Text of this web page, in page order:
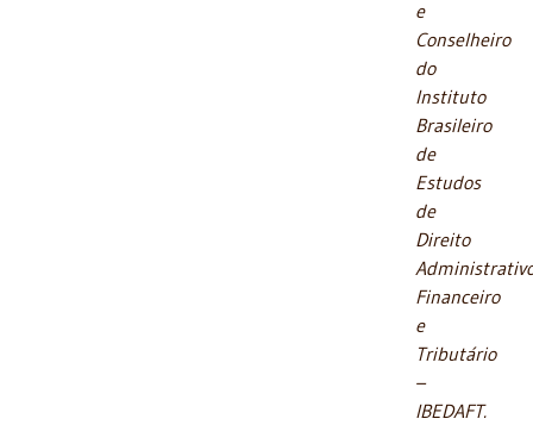
e
Conselheiro
do
Instituto
Brasileiro
de
Estudos
de
Direito
Financeiro
e
Tributário
–
IBEDAFT.